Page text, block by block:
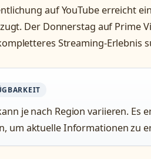
auf YouTube erreicht
Der Donnerstag auf Prime
Streaming-Erlebnis
je nach Region variieren. Es
um aktuelle Informationen zu